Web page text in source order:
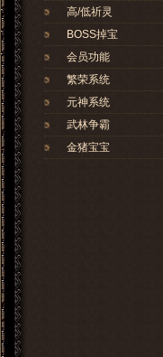
高/低祈灵
BOSS掉宝
会员功能
繁荣系统
元神系统
武林争霸
金猪宝宝